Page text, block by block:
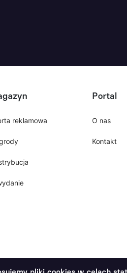
reklamowa
Portal
O nas
Kontakt